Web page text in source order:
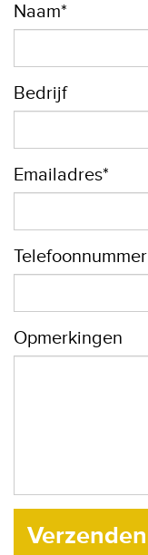
Naam*
Bedrijf
Emailadres*
Telefoonnummer
Opmerkingen
Verzenden